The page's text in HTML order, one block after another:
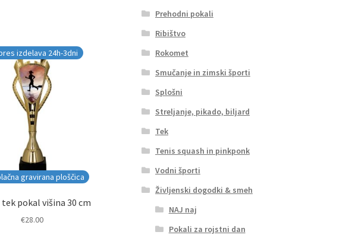
gravirana ploščica
izdelava 24h-3dni
tek pokal višina 30 cm
€28.00
Prehodni pokali
Ribištvo
Rokomet
Smučanje in zimski športi
Splošni
Streljanje, pikado, biljard
Tek
Tenis squash in pinkponk
Vodni športi
Življenski dogodki & smeh
NAJ naj
Pokali za rojstni dan